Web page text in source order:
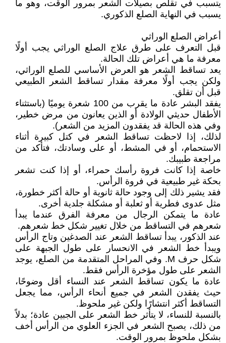
يتسبب في تقلص بصيلات الشعر بمرور الوقت، وهو ما
يسبب في النهاية الصلع الذكوري.
أعراض الصلع الوراثي
قبل التعرف على طرق علاج الصلع الوراثي يجب أولًا
معرفة ما هي أعراض تلك الحالة.
يعد تساقط الشعر هو العرض الأساسي للصلع الوراثي،
ولكن يجب أولًا معرفة مقدار تساقط الشعر الطبيعي
قبل أن تقلق.
يفقد البشر عادة ما يقرب من 100 شعرة يوميًا (باستثناء
الأطفال حديثي الولادة أو الذين يعانون من مرض خطير،
وفي هذه الحالة قد يفقدون المزيد من الشعر).
لذلك، إذا لاحظت تساقط الشعر في كتل كبيرة أثناء
الاستحمام، أو في المشط، أو على وسادتك، فتأكد من
مراجعة طبيبك.
خاصة إذا كانت فروة رأسك حمراء، أو إذا كنت تشعر
بحكة غير طبيعية في فروة الرأس.
فقد يشير ذلك إلى وجود حالة ثانوية أو حالة أكثر خطورة،
مثل عدوى فطرية أو ثعلبة أو مشكلة جلدية أخرى.
عادة ما يتمكن الرجال من معرفة الفرق عندما يبدأ
شعرهم في التساقط من خلال تغيير شكل خط شعرهم.
عند الذكور، يبدأ تساقط الشعر عند الصدغين وتاج الرأس
ويبدأ خط الشعر في الانحسار على طول الجبهة على
شكل حرف M. وفي المراحل المتقدمة من الصلع، يوجد
الشعر على طول مؤخرة الرأس فقط.
عادة ما يكون تساقط الشعر عند النساء أقل وضوحًا،
حيث يفقدن الشعر في جميع أنحاء الرأس، مما يجعل
التساقط أكثر انتشارًا ولكن غير ملحوظ.
بالنسبة للنساء، لا يتأثر خط الشعر على الجبين عادة؛ بدلاً
من ذلك، يصبح الشعر في الجزء العلوي من الرأس أخف
بشكل ملحوظ بمرور الوقت.